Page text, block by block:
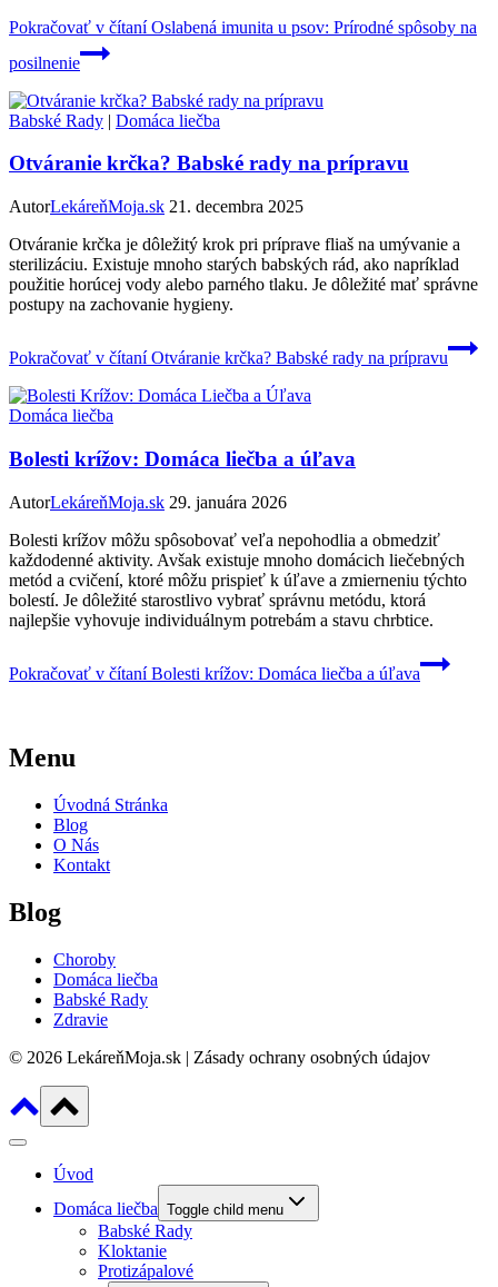
Pokračovať v čítaníOslabená imunita u psov: Prírodné spôsoby na
posilnenie
Babské Rady | Domáca liečba
Otváranie krčka? Babské rady na prípravu
AutorLekáreňMoja.sk 21. decembra 2025
Otváranie krčka je dôležitý krok pri príprave fliaš na umývanie a
sterilizáciu. Existuje mnoho starých babských rád, ako napríklad
použitie horúcej vody alebo parného tlaku. Je dôležité mať správne
postupy na zachovanie hygieny.
Pokračovať v čítaníOtváranie krčka? Babské rady na prípravu
Domáca liečba
Bolesti krížov: Domáca liečba a úľava
AutorLekáreňMoja.sk 29. januára 2026
Bolesti krížov môžu spôsobovať veľa nepohodlia a obmedziť
každodenné aktivity. Avšak existuje mnoho domácich liečebných
metód a cvičení, ktoré môžu prispieť k úľave a zmierneniu týchto
bolestí. Je dôležité starostlivo vybrať správnu metódu, ktorá
najlepšie vyhovuje individuálnym potrebám a stavu chrbtice.
Pokračovať v čítaníBolesti krížov: Domáca liečba a úľava
Menu
Úvodná Stránka
Blog
O Nás
Kontakt
Blog
Choroby
Domáca liečba
Babské Rady
Zdravie
© 2026 LekáreňMoja.sk | Zásady ochrany osobných údajov
Úvod
Domáca liečba Toggle child menu
Babské Rady
Kloktanie
Protizápalové